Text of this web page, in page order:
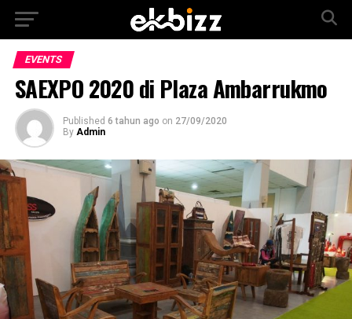
EVENTS
SAEXPO 2020 di Plaza Ambarrukmo
Published 6 tahun ago on 27/09/2020
By Admin